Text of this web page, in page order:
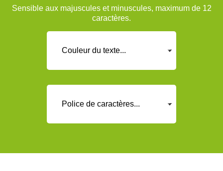
Sensible aux majuscules et minuscules, maximum de 12
caractères.